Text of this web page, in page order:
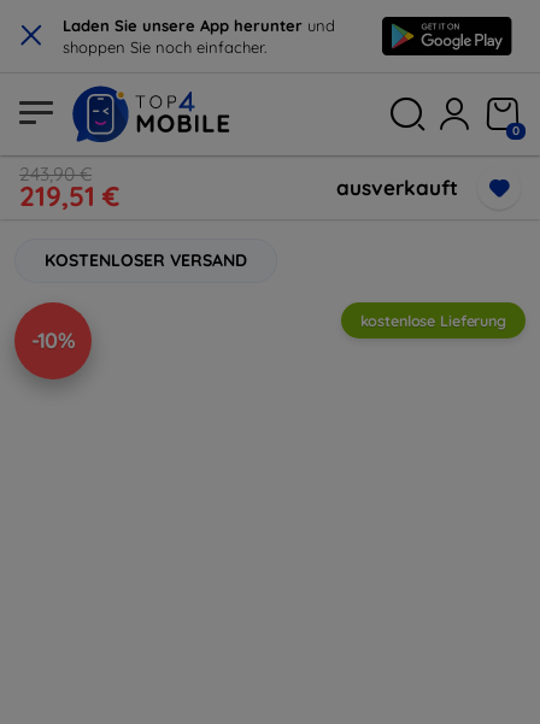
× Laden Sie unsere App herunter und
shoppen Sie noch einfacher.
0
243,90 €
219,51 € ausverkauft
KOSTENLOSER VERSAND
-10%
kostenlose Lieferung